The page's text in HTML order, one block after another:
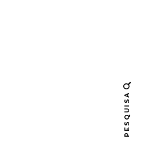
PESQUISA